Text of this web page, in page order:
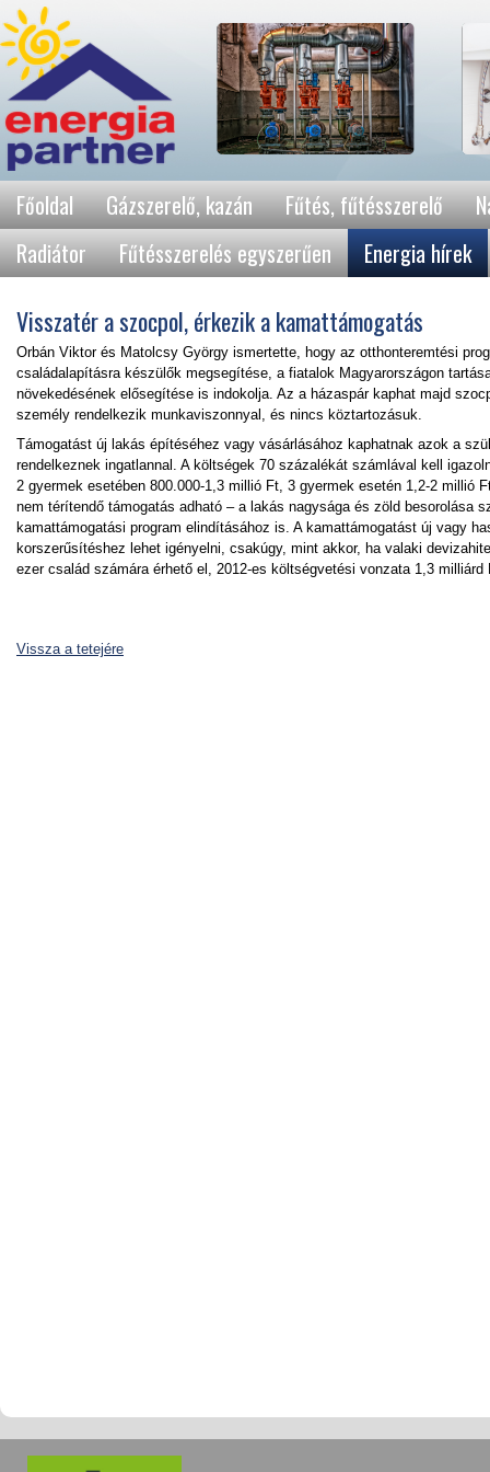
Főoldal Gázszerelő, kazán Fűtés, fűtésszerelő
Radiátor
Fűtésszerelés egyszerűen Energia hírek
Visszatér a szocpol, érkezik a kamattámogatás
Orbán Viktor és Matolcsy György ismertette, hogy az otthonteremtési
családalapításra készülők megsegítése, a fiatalok Magyarországon
növekedésének elősegítése is indokolja. Az a házaspár kaphat majd
személy rendelkezik munkaviszonnyal, és nincs köztartozásuk.
Támogatást új lakás építéséhez vagy vásárlásához kaphatnak azok a
rendelkeznek ingatlannal. A költségek 70 százalékát számlával kell
2 gyermek esetében 800.000-1,3 millió Ft, 3 gyermek esetén 1,2-2 millió
nem térítendő támogatás adható – a lakás nagysága és zöld besorolása
kamattámogatási program elindításához is. A kamattámogatást új vagy
korszerűsítéshez lehet igényelni, csakúgy, mint akkor, ha valaki
ezer család számára érhető el, 2012-es költségvetési vonzata 1,3 milliárd
Vissza a tetejére